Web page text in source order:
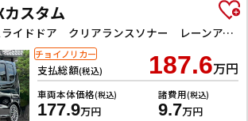
カスタム
ターボ 両側電動スライドドア クリアランスソナー レーンアシスト オートライト スマートキー アイドリングストップ 電動格納ミラー ベンチシート CVT ESC USB チップアップシート
支払総額(税込) 187.6万円
車両本体価格(税込)
177.9万円
諸費用(税込)
9.7万円
チョイノリカー